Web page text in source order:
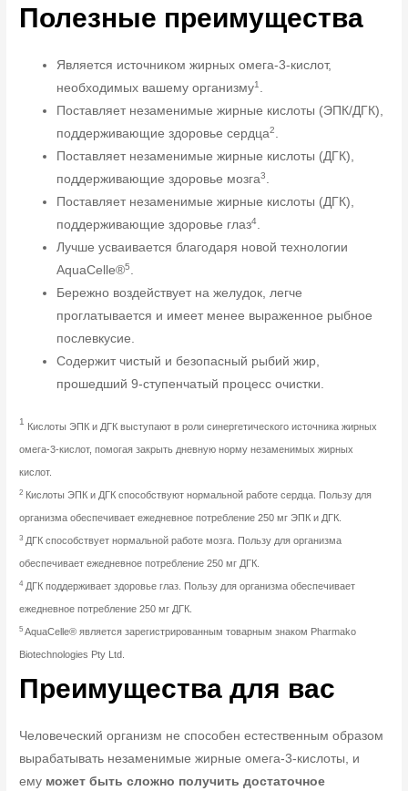
Полезные преимущества
Является источником жирных омега-3-кислот,
необходимых вашему организму1 .
Поставляет незаменимые жирные кислоты (ЭПК/ДГК),
поддерживающие здоровье сердца2.
Поставляет незаменимые жирные кислоты (ДГК),
поддерживающие здоровье мозга3.
Поставляет незаменимые жирные кислоты (ДГК),
поддерживающие здоровье глаз4.
Лучше усваивается благодаря новой технологии
AquaCelle®5.
Бережно воздействует на желудок, легче
проглатывается и имеет менее выраженное рыбное
послевкусие.
Содержит чистый и безопасный рыбий жир,
прошедший 9-ступенчатый процесс очистки.
1 Кислоты ЭПК и ДГК выступают в роли синергетического источника жирных
омега-3-кислот, помогая закрыть дневную норму незаменимых жирных
кислот.
2 Кислоты ЭПК и ДГК способствуют нормальной работе сердца. Пользу для
организма обеспечивает ежедневное потребление 250 мг ЭПК и ДГК.
3 ДГК способствует нормальной работе мозга. Пользу для организма
обеспечивает ежедневное потребление 250 мг ДГК.
4 ДГК поддерживает здоровье глаз. Пользу для организма обеспечивает
ежедневное потребление 250 мг ДГК.
5 AquaCelle® является зарегистрированным товарным знаком Pharmako
Biotechnologies Pty Ltd.
Преимущества для вас
Человеческий организм не способен естественным образом
вырабатывать незаменимые жирные омега-3-кислоты, и
ему может быть сложно получить достаточное